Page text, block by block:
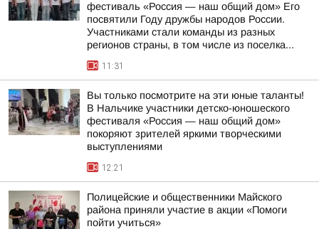
фестиваль «Россия — наш общий дом» Его
посвятили Году дружбы народов России.
Участниками стали команды из разных
регионов страны, в том числе из поселка...
11:31
Вы только посмотрите на эти юные таланты!
В Нальчике участники детско-юношеского
фестиваля «Россия — наш общий дом»
покоряют зрителей яркими творческими
выступлениями
12:21
Полицейские и общественники Майского
района приняли участие в акции «Помоги
пойти учиться»